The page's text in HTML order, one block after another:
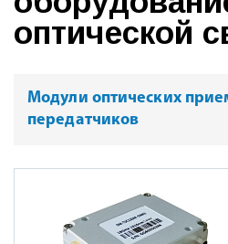
оптической
Модули оптических
передатчиков